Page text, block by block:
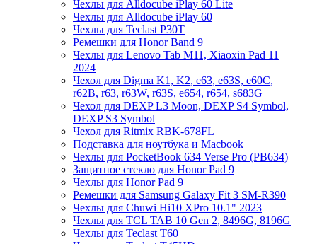
Чехлы для Alldocube iPlay 60 Lite
Чехлы для Alldocube iPlay 60
Чехлы для Teclast P30T
Ремешки для Honor Band 9
Чехлы для Lenovo Tab M11, Xiaoxin Pad 11
2024
Чехол для Digma K1, K2, e63, e63S, e60C,
r62B, r63, r63W, r63S, e654, r654, s683G
Чехол для DEXP L3 Moon, DEXP S4 Symbol,
DEXP S3 Symbol
Чехол для Ritmix RBK-678FL
Подставка для ноутбука и Macbook
Чехлы для PocketBook 634 Verse Pro (PB634)
Защитное стекло для Honor Pad 9
Чехлы для Honor Pad 9
Ремешки для Samsung Galaxy Fit 3 SM-R390
Чехлы для Chuwi Hi10 XPro 10.1" 2023
Чехлы для TCL TAB 10 Gen 2, 8496G, 8196G
Чехлы для Teclast T60